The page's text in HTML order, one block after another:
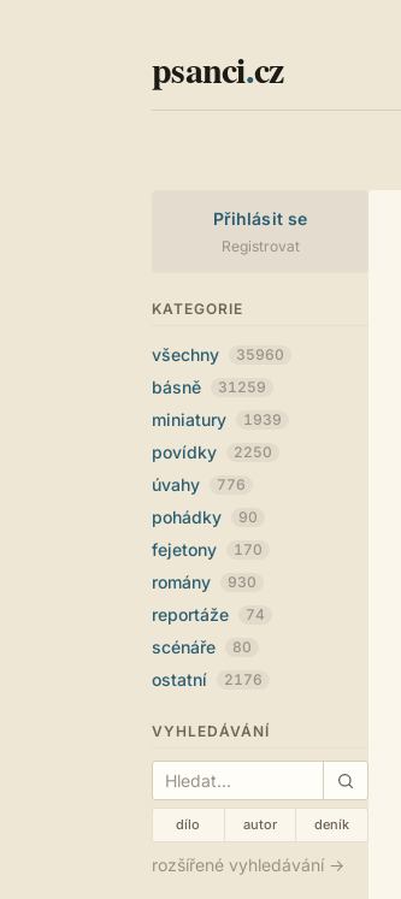
psanci.cz
Přihlásit se
Registrovat
KATEGORIE
všechny 35960
básně 31259
miniatury 1939
povídky 2250
úvahy 776
pohádky 90
fejetony 170
romány 930
reportáže 74
scénáře 80
ostatní 2176
VYHLEDÁVÁNÍ
dílo autor deník
rozšířené vyhledávání →